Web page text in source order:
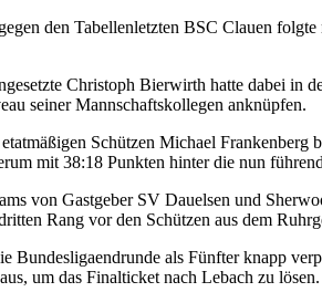
den Tabellenletzten BSC Clauen
Christoph Bierwirth hatte dabei
seiner Mannschaftskollegen anknüpfen.
Schützen Michael
mit 38:18 Punkten hinter die nun
von Gastgeber SV Dauelsen und
Rang vor den Schützen aus dem
als Fünfter knapp
um das Finalticket nach Lebach zu